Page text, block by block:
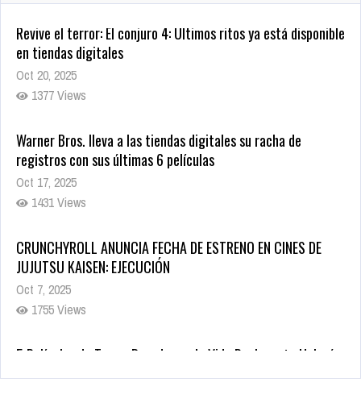
Warner Bros. lleva a las tiendas digitales su racha de
registros con sus últimas 6 películas
Oct 17, 2025
CRUNCHYROLL ANUNCIA FECHA DE ESTRENO EN CINES DE
JUJUTSU KAISEN: EJECUCIÓN
Oct 7, 2025
5 Películas de Terror Basadas en la Vida Real que te Helarán
la Sangre
Oct 22, 2025
Revive el terror: El conjuro 4: Últimos ritos ya está disponible